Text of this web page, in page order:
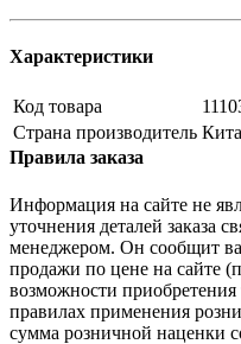
Характеристики
Код товара
Страна производитель
Правила заказа
Информация на сайте не
уточнения деталей заказа
менеджером. Он сообщит
продажи по цене на сайте
возможности
правилах применения
сумма розничной наценки